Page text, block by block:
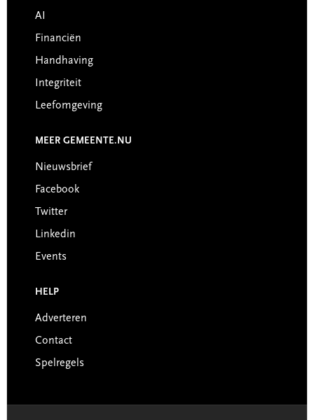
AI
Financiën
Handhaving
Integriteit
Leefomgeving
MEER GEMEENTE.NU
Nieuwsbrief
Facebook
Twitter
Linkedin
Events
HELP
Adverteren
Contact
Spelregels